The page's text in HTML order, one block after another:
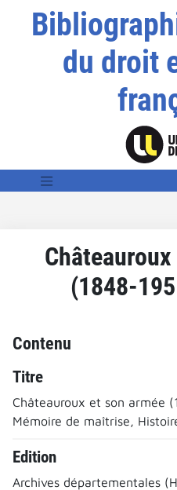
du droit
(1848-
Contenu
Titre
Châteauroux et son armée
Mémoire de maîtrise,
Edition
Archives départementales